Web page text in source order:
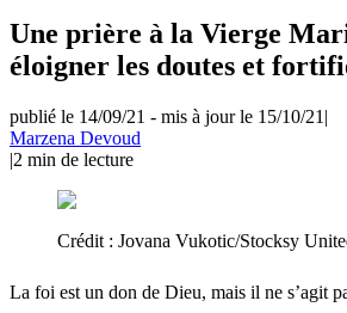
Une prière à la Vierge
éloigner les doutes et
publié le 14/09/21 - mis à jour le 15/10/21 |
Marzena Devoud
|2 min de lecture
Crédit : Jovana Vukotic/Stocksy
La foi est un don de Dieu, mais il ne s’agit